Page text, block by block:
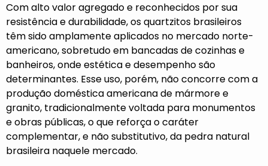
Com alto valor agregado e reconhecidos por sua
resistência e durabilidade, os quartzitos brasileiros
têm sido amplamente aplicados no mercado norte-
americano, sobretudo em bancadas de cozinhas e
banheiros, onde estética e desempenho são
determinantes. Esse uso, porém, não concorre com a
produção doméstica americana de mármore e
granito, tradicionalmente voltada para monumentos
e obras públicas, o que reforça o caráter
complementar, e não substitutivo, da pedra natural
brasileira naquele mercado.